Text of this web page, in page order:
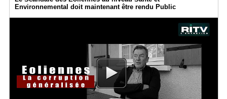
Environnemental doit maintenant être rendu Public